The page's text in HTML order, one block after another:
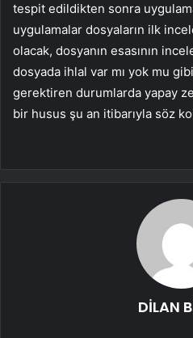
tespit edildikten sonra
uygulamalar dosyaların ilk
olacak, dosyanın esasının
dosyada ihlal var mı yok mu
gerektiren durumlarda yapay
bir husus şu an itibarıyla söz
DİLAN